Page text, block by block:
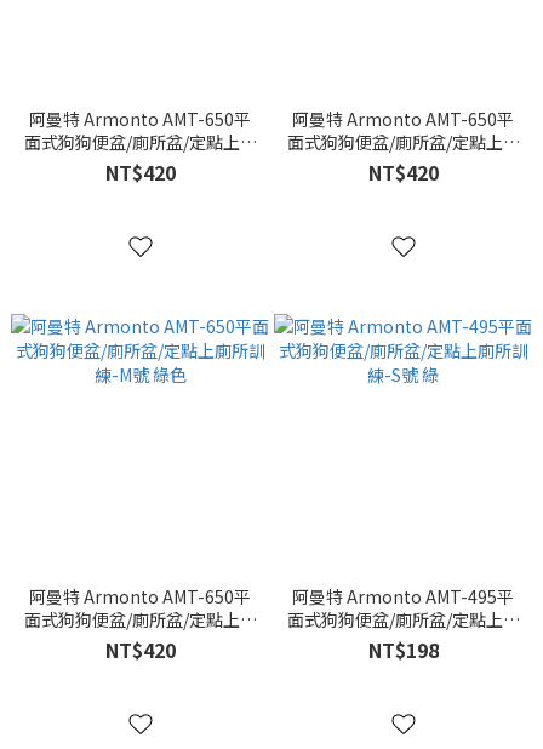
阿曼特 Armonto AMT-650平
面式狗狗便盆/廁所盆/定點上廁
所訓練-M號 橘色
NT$420
阿曼特 Armonto AMT-650平
面式狗狗便盆/廁所盆/定點上廁
所訓練-M號 黃色
NT$420
阿曼特 Armonto AMT-650平
面式狗狗便盆/廁所盆/定點上廁
所訓練-M號 綠色
NT$420
阿曼特 Armonto AMT-495平
面式狗狗便盆/廁所盆/定點上廁
所訓練-S號 綠
NT$198